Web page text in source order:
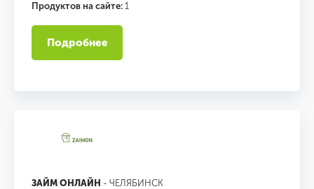
Продуктов на сайте: 1
Подробнее
ЗАЙМ ОНЛАЙН - ЧЕЛЯБИНСК